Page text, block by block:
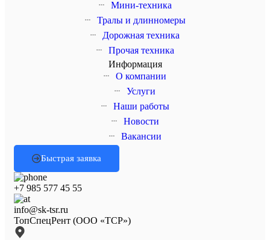
Мини-техника
Тралы и длинномеры
Дорожная техника
Прочая техника
Информация
О компании
Услуги
Наши работы
Новости
Вакансии
Быстрая заявка
+7 985 577 45 55
info@sk-tsr.ru
ТопСпецРент (ООО «ТСР»)